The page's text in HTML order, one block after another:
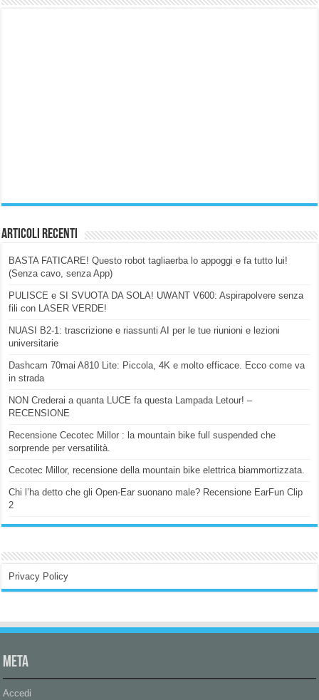
Articoli Recenti
BASTA FATICARE! Questo robot tagliaerba lo appoggi e fa tutto lui!
(Senza cavo, senza App)
PULISCE e SI SVUOTA DA SOLA! UWANT V600: Aspirapolvere senza
fili con LASER VERDE!
NUASI B2-1: trascrizione e riassunti AI per le tue riunioni e lezioni
universitarie
Dashcam 70mai A810 Lite: Piccola, 4K e molto efficace. Ecco come va
in strada
NON Crederai a quanta LUCE fa questa Lampada Letour! –
RECENSIONE
Recensione Cecotec Millor : la mountain bike full suspended che
sorprende per versatilità.
Cecotec Millor, recensione della mountain bike elettrica biammortizzata.
Chi l’ha detto che gli Open-Ear suonano male? Recensione EarFun Clip
2
Privacy Policy
Meta
Accedi